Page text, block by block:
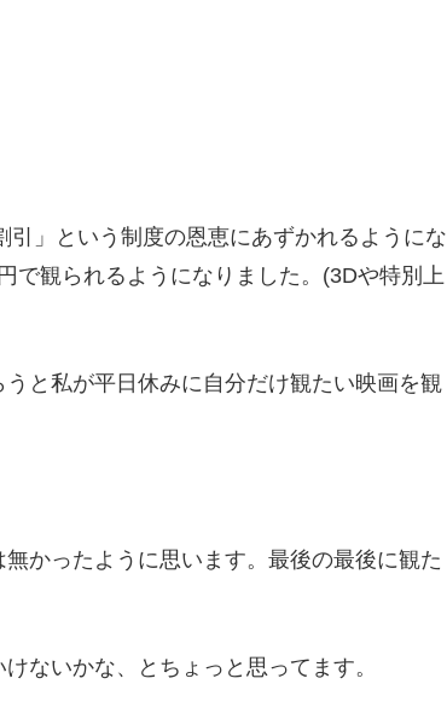
」という制度の恩恵にあずかれるようにな
で観られるようになりました。(3Dや特別上
と私が平日休みに自分だけ観たい映画を観
かったように思います。最後の最後に観た
ないかな、とちょっと思ってます。